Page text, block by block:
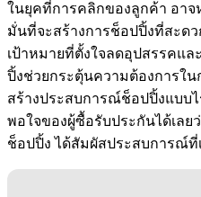
ในยุคที่การคลิกของลูกค้า อาจ
มั่นที่จะสร้างการช็อปปิ้งที่สะดว
เป้าหมายที่ตั้งใจลดอุปสรรคแ
ปิ้งช่วยกระตุ้นความต้องการใ
สร้างประสบการณ์ช็อปปิ้งแบบ
พอใจของผู้ซื้อรับประกันได้เลย
ช็อปปิ้ง ได้สัมผัสประสบการณ์ที่